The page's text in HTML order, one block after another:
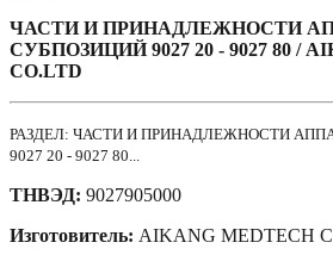
ЧАСТИ И ПРИНАДЛЕЖНОСТИ
СУБПОЗИЦИЙ 9027 20 - 9027 80 /
CO.LTD
РАЗДЕЛ: ЧАСТИ И ПРИНАДЛЕЖНОСТИ
9027 20 - 9027 80...
ТНВЭД: 9027905000
Изготовитель: AIKANG MEDTECH